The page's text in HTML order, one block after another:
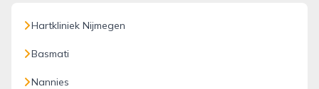
Hartkliniek Nijmegen
Basmati
Nannies